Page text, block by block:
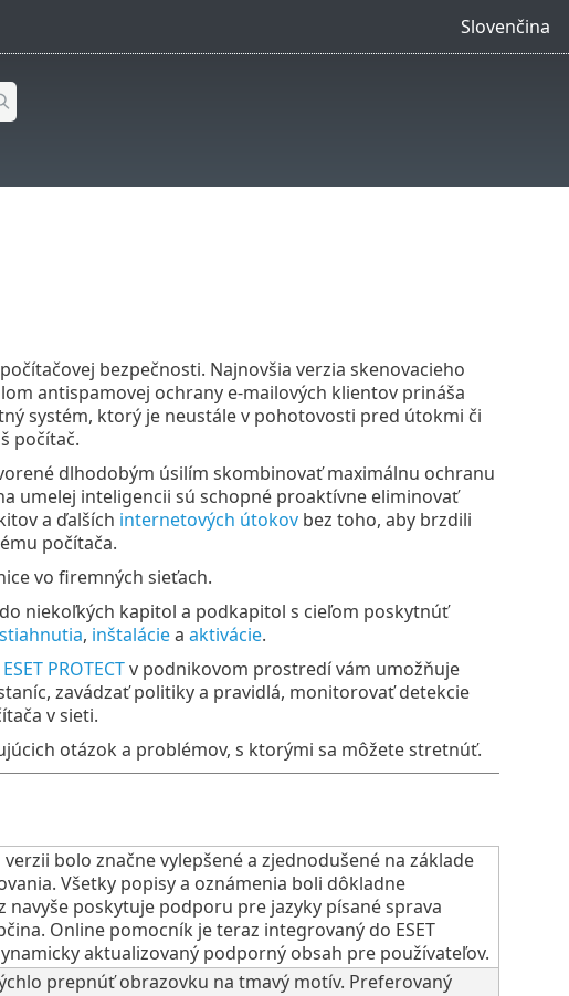
Slovenčina
bezpečnosti. Najnovšia verzia skenovacieho
antispamovej ochrany e‑mailových klientov prináša
systém, ktorý je neustále v pohotovosti pred útokmi či
počítač.
dlhodobým úsilím skombinovať maximálnu ochranu
umelej inteligencii sú schopné proaktívne eliminovať
a ďalších internetových útokovbez toho, aby brzdili
počítača.
vo firemných sieťach.
niekoľkých kapitol a podkapitol s cieľom poskytnúť
stiahnutia, inštaláciea aktivácie.
PROTECTv podnikovom prostredí vám umožňuje
zavádzať politiky a pravidlá, monitorovať detekcie
v sieti.
otázok a problémov, s ktorými sa môžete stretnúť.
bolo značne vylepšené a zjednodušené na základe
Všetky popisy a oznámenia boli dôkladne
poskytuje podporu pre jazyky písané sprava
Online pomocník je teraz integrovaný do ESET
aktualizovaný podporný obsah pre používateľov.
prepnúť obrazovku na tmavý motív. Preferovaný